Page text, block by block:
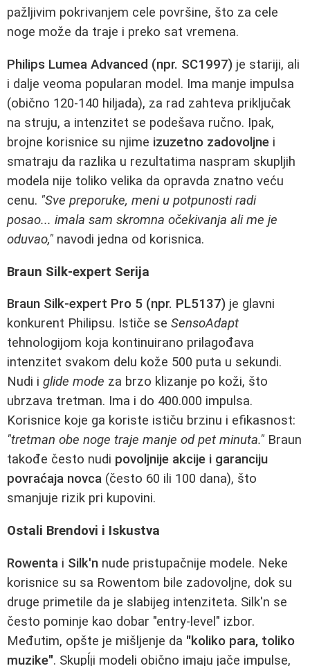
pažljivim pokrivanjem cele površine, što za cele
noge može da traje i preko sat vremena.
Philips Lumea Advanced (npr. SC1997) je stariji, ali
i dalje veoma popularan model. Ima manje impulsa
(obično 120-140 hiljada), za rad zahteva priključak
na struju, a intenzitet se podešava ručno. Ipak,
brojne korisnice su njime izuzetno zadovoljne i
smatraju da razlika u rezultatima naspram skupljih
modela nije toliko velika da opravda znatno veću
cenu. "Sve preporuke, meni u potpunosti radi
posao... imala sam skromna očekivanja ali me je
oduvao," navodi jedna od korisnica.
Braun Silk-expert Serija
Braun Silk-expert Pro 5 (npr. PL5137) je glavni
konkurent Philipsu. Ističe se SensoAdapt
tehnologijom koja kontinuirano prilagođava
intenzitet svakom delu kože 500 puta u sekundi.
Nudi i glide mode za brzo klizanje po koži, što
ubrzava tretman. Ima i do 400.000 impulsa.
Korisnice koje ga koriste ističu brzinu i efikasnost:
"tretman obe noge traje manje od pet minuta." Braun
takođe često nudi povoljnije akcije i garanciju
povraćaja novca (često 60 ili 100 dana), što
smanjuje rizik pri kupovini.
Ostali Brendovi i Iskustva
Rowenta i Silk'n nude pristupačnije modele. Neke
korisnice su sa Rowentom bile zadovoljne, dok su
druge primetile da je slabijeg intenziteta. Silk'n se
često pominje kao dobar "entry-level" izbor.
Međutim, opšte je mišljenje da "koliko para, toliko
muzike". Skupĺji modeli obično imaju jače impulse,